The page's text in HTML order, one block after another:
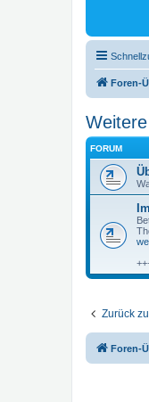
Foren-
FORUM
Zurück
Foren-